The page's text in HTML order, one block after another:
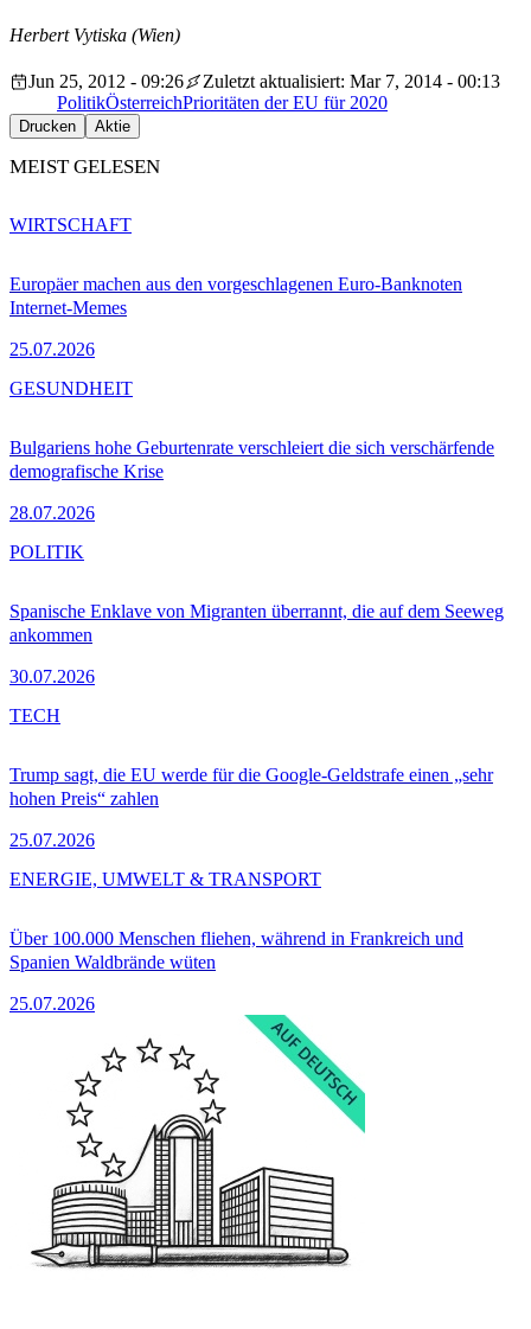
Herbert Vytiska (Wien)
Jun 25, 2012 - 09:26
Zuletzt aktualisiert: Mar 7, 2014 - 00:13
PolitikÖsterreichPrioritäten der EU für 2020
Drucken Aktie
MEIST GELESEN
Europäer machen aus den vorgeschlagenen Euro-Banknoten
Internet-Memes
25.07.2026
WIRTSCHAFT
Bulgariens hohe Geburtenrate verschleiert die sich verschärfende
demografische Krise
28.07.2026
GESUNDHEIT
Spanische Enklave von Migranten überrannt, die auf dem Seeweg
ankommen
30.07.2026
POLITIK
Trump sagt, die EU werde für die Google-Geldstrafe einen „sehr
hohen Preis“ zahlen
25.07.2026
TECH
Über 100.000 Menschen fliehen, während in Frankreich und
Spanien Waldbrände wüten
25.07.2026
ENERGIE, UMWELT & TRANSPORT